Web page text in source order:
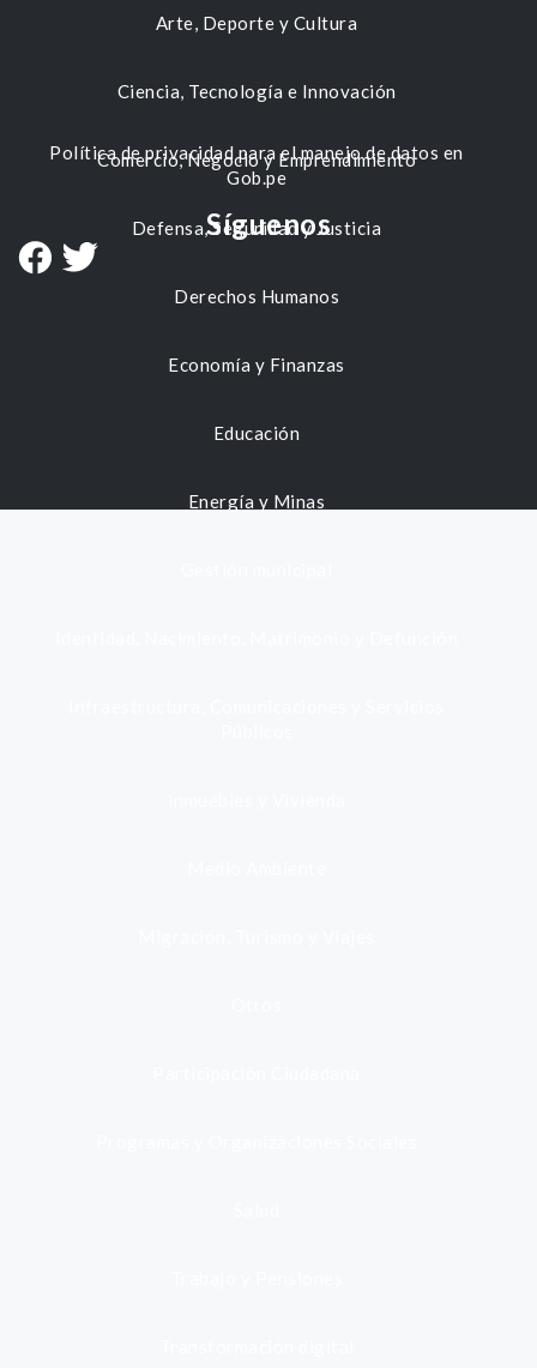
Arte, Deporte y Cultura
Ciencia, Tecnología e Innovación
Comercio, Negocio y Emprendimiento
Defensa, Seguridad y Justicia
Derechos Humanos
Economía y Finanzas
Educación
Energía y Minas
Política de privacidad para el manejo de datos en
Gob.pe
Síguenos